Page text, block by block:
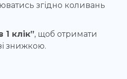
згідно коливань
1 клік”, щоб отримати
знижкою.